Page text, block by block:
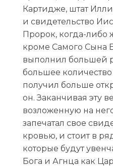
Картидже, штат
и свидетельство
Пророк, когда-
кроме Самого Сына
выполнил большей
большее
получил больше
он. Заканчивая эту
возложенную на
запечатал свое
кровью, и стоит в
которые будут
Бога и Агнца как